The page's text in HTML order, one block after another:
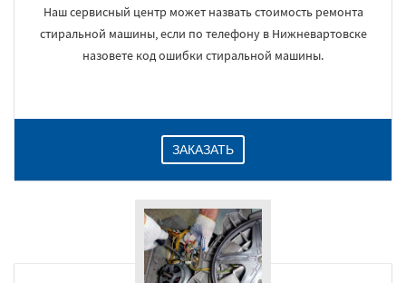
Наш сервисный центр может назвать стоимость ремонта
стиральной машины, если по телефону в Нижневартовске
назовете код ошибки стиральной машины.
ЗАКАЗАТЬ